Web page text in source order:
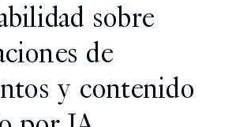
sobre
de
y contenido